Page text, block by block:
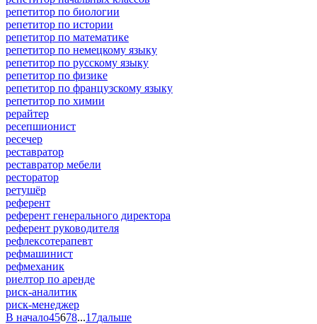
репетитор по биологии
репетитор по истории
репетитор по математике
репетитор по немецкому языку
репетитор по русскому языку
репетитор по физике
репетитор по французскому языку
репетитор по химии
рерайтер
ресепшионист
ресечер
реставратор
реставратор мебели
ресторатор
ретушёр
референт
референт генерального директора
референт руководителя
рефлексотерапевт
рефмашинист
рефмеханик
риелтор по аренде
риск-аналитик
риск-менеджер
В начало45678...17дальше